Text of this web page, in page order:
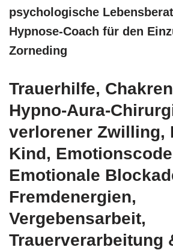
psychologische
Hypnose-Coach für den
Zorneding
Trauerhilfe,
Hypno-Aura-
verlorener Zwilling,
Kind,
Emotionale
Fremdenergien,
Vergebensarbeit,
Trauerverarbeitung